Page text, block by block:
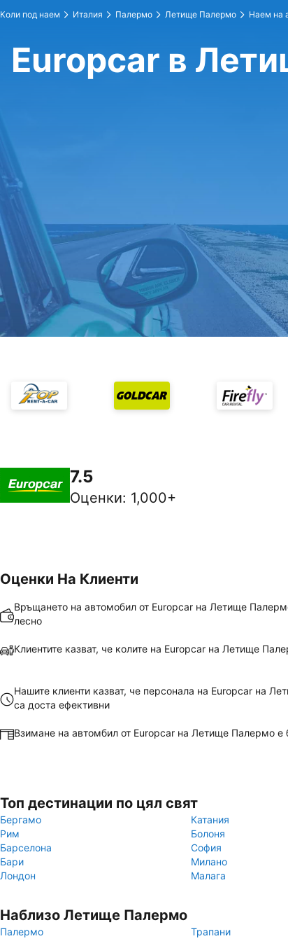
Коли под наем Италия Палермо Летище Палермо Наем на
Europcar в
7.5
Оценки: 1,000+
Оценки На Клиенти
Връщането на автомобил от Europcar на Летище
лесно
Клиентите казват, че колите на Europcar на Летище
Нашите клиенти казват, че персонала на Europcar на
са доста ефективни
Взимане на автомбил от Europcar на Летище Палермо е
Топ дестинации по цял свят
Бергамо
Катания
Рим
Болоня
Барселона
София
Бари
Милано
Лондон
Малага
Наблизо Летище Палермо
Палермо
Трапани